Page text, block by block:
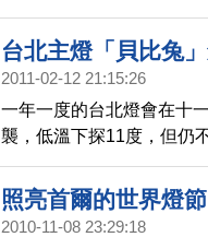
的台北主燈，21公尺的「
舞的表演，讓民眾驚嘆連
湧入500萬人次，來到國
台北主燈「貝比兔
2011-02-12 21:15:26
一年一度的台北燈會在十
襲，低溫下探11度，但仍
的台北主燈，21公尺的「
舞的表演，讓民眾驚嘆連
湧入500萬人次，來到國父
照亮首爾的世界燈節
2010-11-08 23:29:18